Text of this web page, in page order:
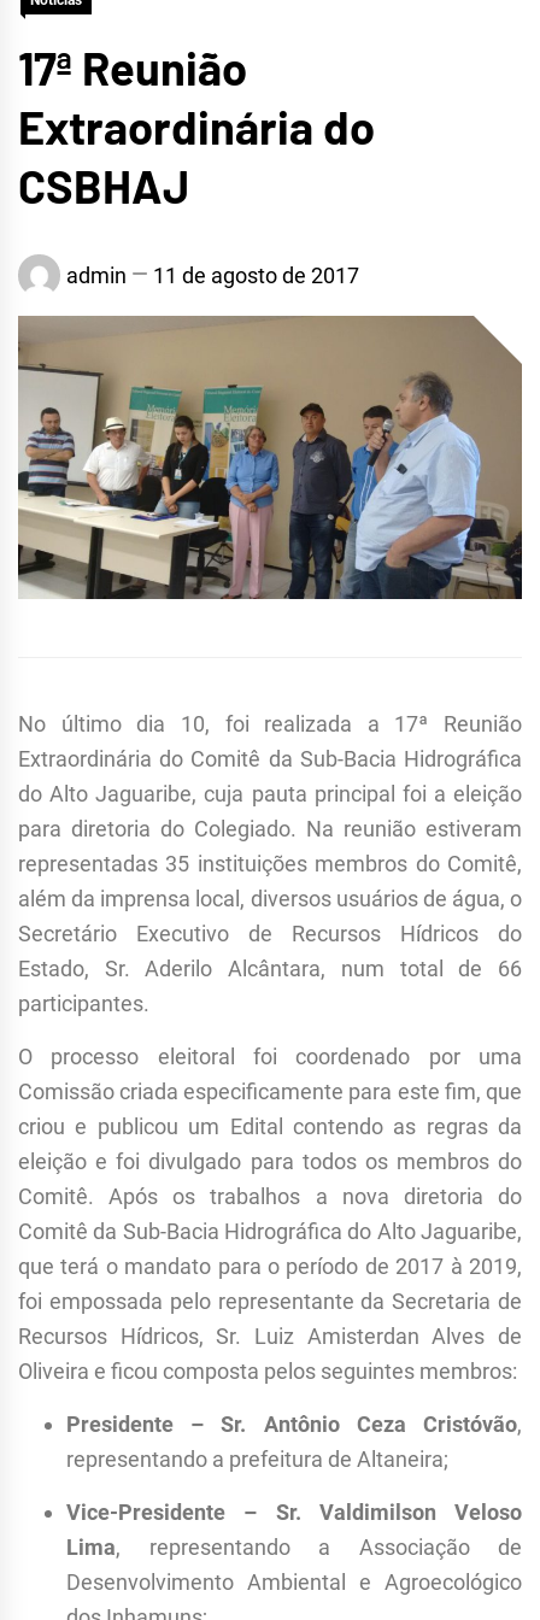
17ª Reunião
Extraordinária do
CSBHAJ
admin 11 de agosto de 2017
No último dia 10, foi realizada a 17ª Reunião
Extraordinária do Comitê da Sub-Bacia Hidrográfica
do Alto Jaguaribe, cuja pauta principal foi a eleição
para diretoria do Colegiado. Na reunião estiveram
representadas 35 instituições membros do Comitê,
além da imprensa local, diversos usuários de água, o
Secretário Executivo de Recursos Hídricos do
Estado, Sr. Aderilo Alcântara, num total de 66
participantes.
O processo eleitoral foi coordenado por uma
Comissão criada especificamente para este fim, que
criou e publicou um Edital contendo as regras da
eleição e foi divulgado para todos os membros do
Comitê. Após os trabalhos a nova diretoria do
Comitê da Sub-Bacia Hidrográfica do Alto Jaguaribe,
queterá o mandato para o período de 2017 à 2019,
foi empossada pelo representante da Secretaria de
Recursos Hídricos, Sr. Luiz Amisterdan Alves de
Oliveira e ficou composta pelos seguintes membros:
Presidente – Sr. Antônio Ceza Cristóvão,
representando a prefeitura de Altaneira;
Vice-Presidente – Sr. Valdimilson Veloso
Lima, representando a Associação de
Desenvolvimento Ambiental e Agroecológico